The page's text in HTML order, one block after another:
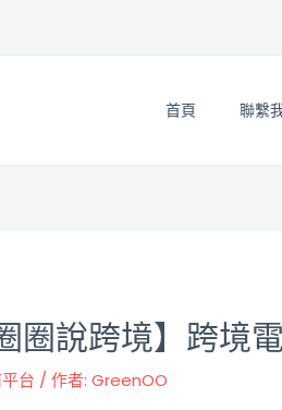
首頁 聯繫
圈圈說跨境】跨
台 / 作者:GreenOO